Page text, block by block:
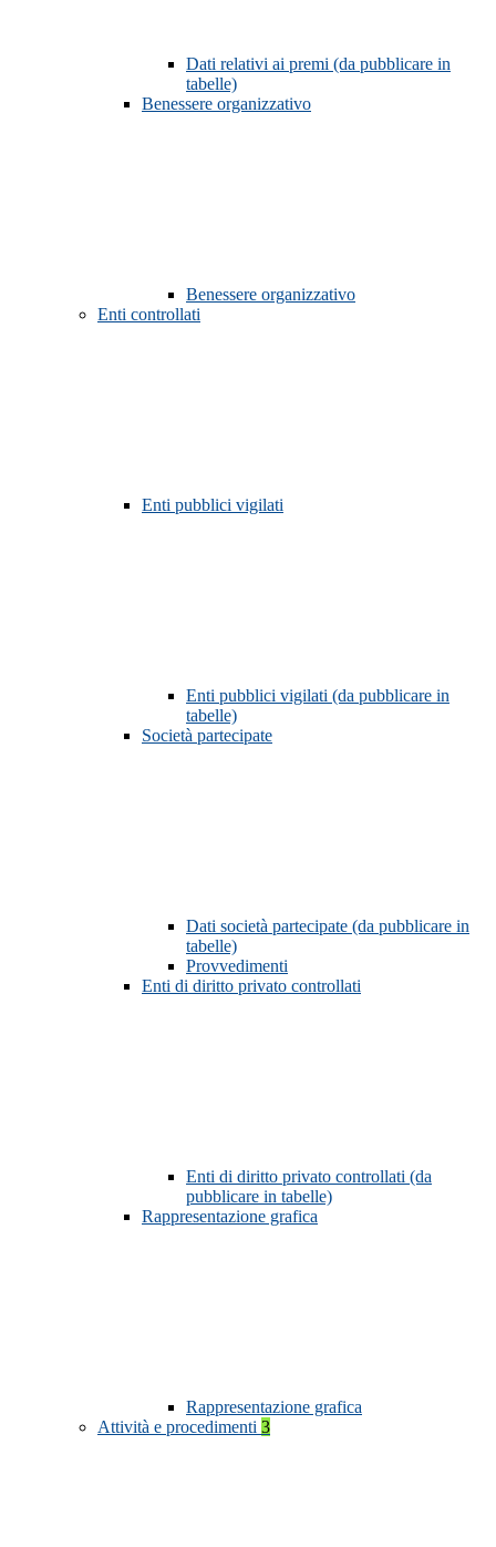
Dati relativi ai premi (da pubblicare in
tabelle)
Benessere organizzativo
Benessere organizzativo
Enti controllati
Enti pubblici vigilati
Enti pubblici vigilati (da pubblicare in
tabelle)
Società partecipate
Dati società partecipate (da pubblicare in
tabelle)
Provvedimenti
Enti di diritto privato controllati
Enti di diritto privato controllati (da
pubblicare in tabelle)
Rappresentazione grafica
Rappresentazione grafica
Attività e procedimenti 3